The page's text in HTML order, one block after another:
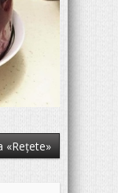
«Reţete»